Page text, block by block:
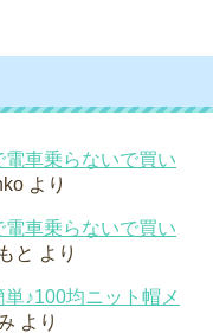
車乗らないで買い
より
車乗らないで買い
と より
♪100均ニット帽メ
より